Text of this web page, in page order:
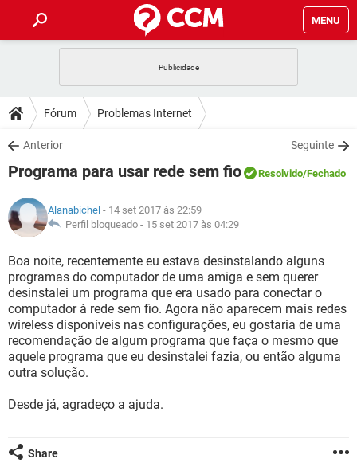
MENU
CELULAR FACEBOOK
OUTLOOK
INSTAGRAM GMAIL
GUIA DE COMPRAS
DICAS
JOGOS WHATSAPP
INSTAGRAM GMAIL
GUIA DE COMPRAS
DOWNLOADS
JOGOS WHATSAPP
CELULAR
OUTLOOK EXCEL
INSTAGRAM GMAIL
GUIA DE COMPRAS
FÓRUM
JOGOS WHATSAPP
CELULAR
OUTLOOK EXCEL
INSTAGRAM GMAIL
GUIA DE COMPRAS
GLOSSÁRIO
WHATSAPP
CELULAR FACEBOOK
OUTLOOK EXCEL
INSTAGRAM GMAIL
GUIA DE COMPRAS
Fórum Problemas Internet
Anterior Seguinte
Programa para usar rede sem fio Resolvido/Fechado
Alanabichel - 14 set 2017 às 22:59
Perfil bloqueado - 15 set 2017 às 04:29
Boa noite, recentemente eu estava desinstalando alguns
programas do computador de uma amiga e sem querer
desinstalei um programa que era usado para conectar o
computador à rede sem fio. Agora não aparecem mais redes
wireless disponíveis nas configurações, eu gostaria de uma
recomendação de algum programa que faça o mesmo que
aquele programa que eu desinstalei fazia, ou então alguma
outra solução.
Desde já, agradeço a ajuda.
Share